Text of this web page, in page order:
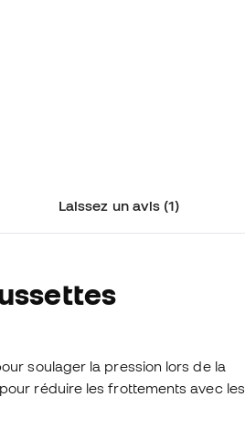
Laissez un avis (1)
soulager la pression lors de la
réduire les frottements avec les